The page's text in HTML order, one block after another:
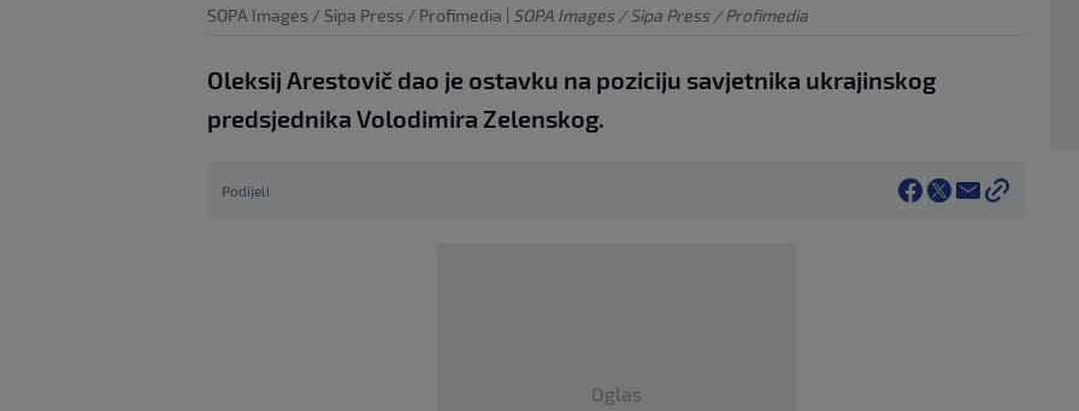
SOPA Images / Sipa Press / Profimedia | SOPA Images / Sipa Press / Profimedia
Oleksij Arestovič dao je ostavku na poziciju savjetnika ukrajinskog
predsjednika Volodimira Zelenskog.
Podijeli
Oglas